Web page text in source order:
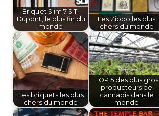
Briquet Slim 7 S.T.
Dupont, le plus fin du
monde
Les Zippo les plus
chers du monde
Les briquets les plus
chers du monde
TOP 5 des plus gros
producteurs de
cannabis dans le
monde